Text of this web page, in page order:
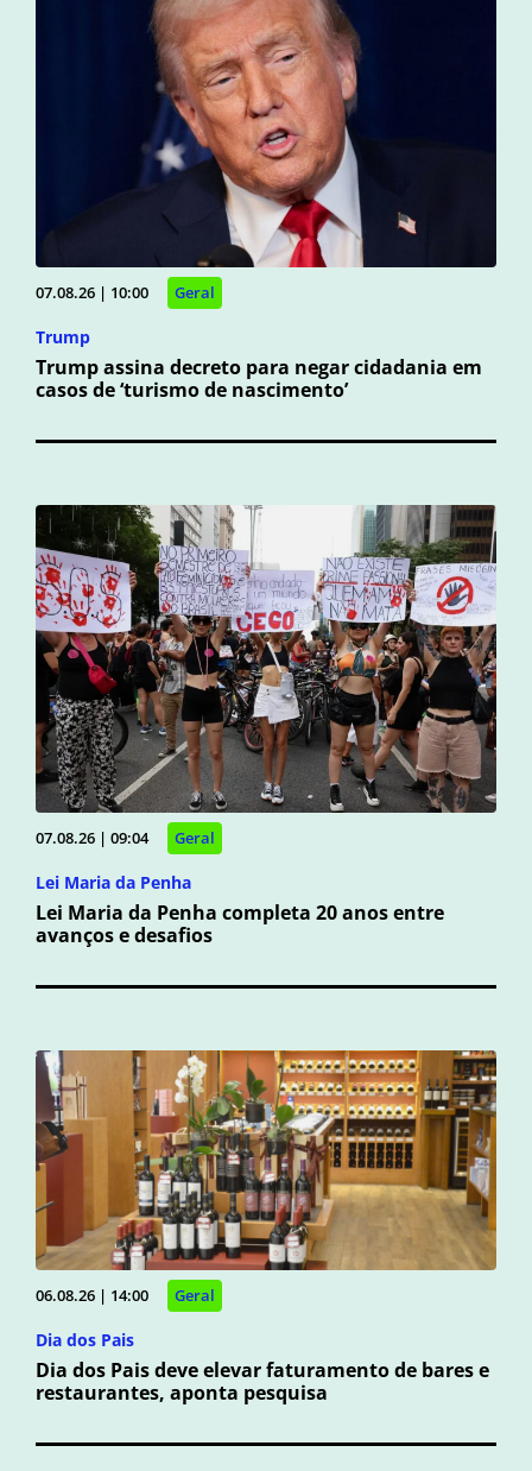
07.08.26 | 10:00 Geral
Trump
Trump assina decreto para negar cidadania em
casos de ‘turismo de nascimento’
07.08.26 | 09:04 Geral
Lei Maria da Penha
Lei Maria da Penha completa 20 anos entre
avanços e desafios
06.08.26 | 14:00 Geral
Dia dos Pais
Dia dos Pais deve elevar faturamento de bares e
restaurantes, aponta pesquisa